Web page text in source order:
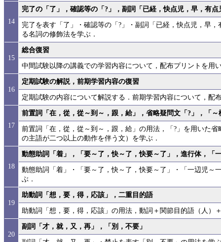
14
完了の「了」，確認等の「?」，副詞「已経，快点児，早，有
完了を表す「了」・確認等の「?」・副詞「已経，快点児，早
る名詞の修飾法を学ぶ．
15
総合復習
中間試験以降の講義での学習内容について，配布プリントを用
16
定期試験の解説，前期学習内容の復習
定期試験の内容について解説する．前期学習内容について，配
17
前置詞「在，從，從～到～，跟，給」，省略疑問文「?」，「～
前置詞「在，從，從～到～，跟，給」の用法，「?」を用いた
の主語が二つ以上の動作を伴う文）を学ぶ．
18
動態助詞「着」，「要～了，快～了，快要～了」，進行体，「
動態助詞「着」・「要～了，快～了，快要～了」・「一辺児～
ぶ．
19
助動詞「想，要，得，応該」，二重目的語
助動詞「想，要，得，応該」の用法，動詞＋関節目的語（人）
20
副詞「才，就，又，再」，「別，不要」